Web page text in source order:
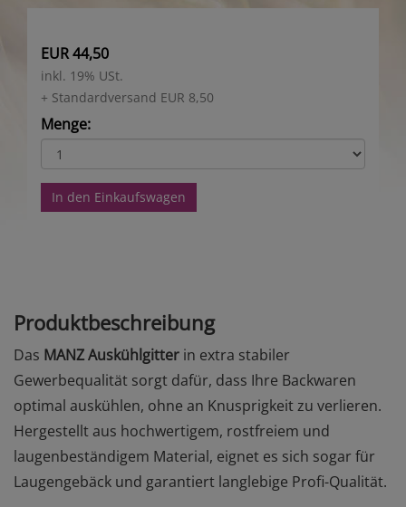
EUR 44,50
inkl. 19% USt.
+ Standardversand EUR 8,50
Menge:
In den Einkaufswagen
Produktbeschreibung
Das MANZ Auskühlgitter in extra stabiler
Gewerbequalität sorgt dafür, dass Ihre Backwaren
optimal auskühlen, ohne an Knusprigkeit zu verlieren.
Hergestellt aus hochwertigem, rostfreiem und
laugenbeständigem Material, eignet es sich sogar für
Laugengebäck und garantiert langlebige Profi-Qualität.